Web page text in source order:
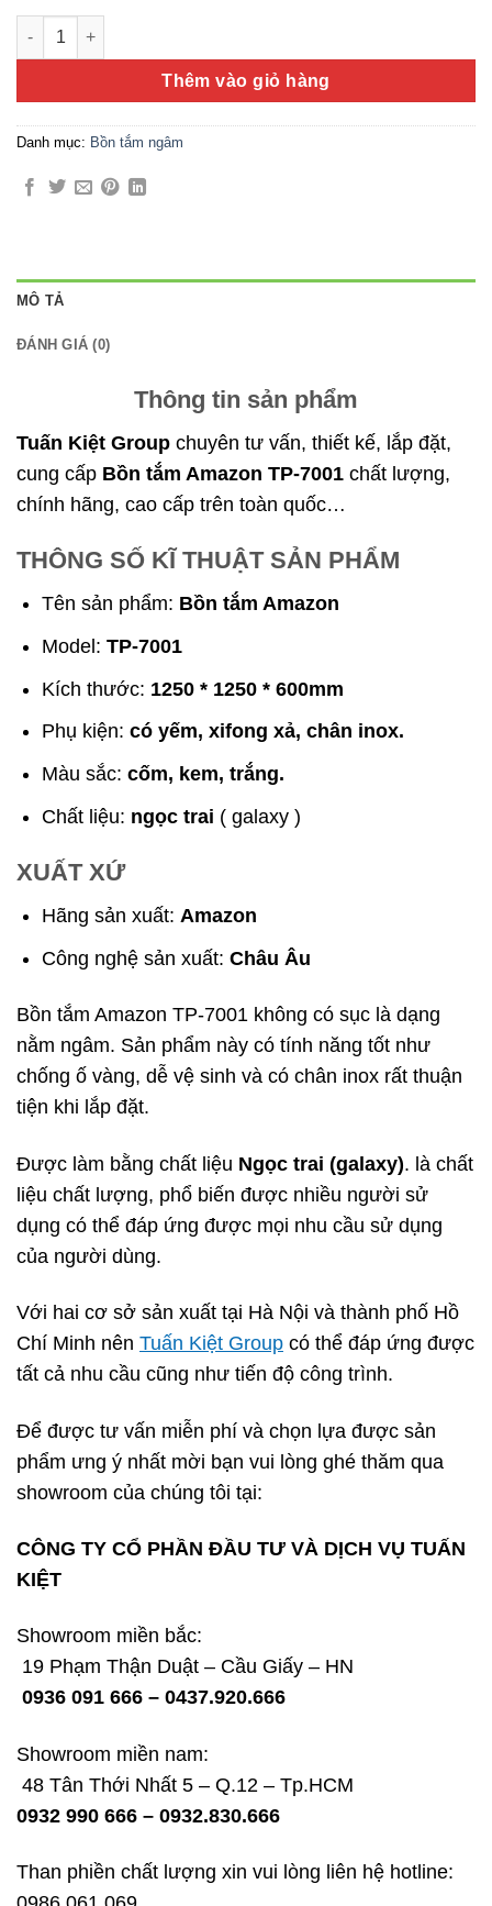
Bồn tắm Amazon TP-7001 số lượng
Thêm vào giỏ hàng
Danh mục: Bồn tắm ngâm
MÔ TẢ
ĐÁNH GIÁ (0)
Thông tin sản phẩm
Tuấn Kiệt Group chuyên tư vấn, thiết kế, lắp đặt,
cung cấp Bồn tắm Amazon TP-7001 chất lượng,
chính hãng, cao cấp trên toàn quốc…
THÔNG SỐ KĨ THUẬT SẢN PHẨM
Tên sản phẩm: Bồn tắm Amazon
Model:TP-7001
Kích thước: 1250 * 1250 * 600mm
Phụ kiện:có yếm, xifong xả, chân inox.
Màu sắc:cốm, kem, trắng.
Chất liệu: ngọc trai ( galaxy )
XUẤT XỨ
Hãng sản xuất:Amazon
Công nghệ sản xuất:Châu Âu
Bồn tắm Amazon TP-7001 không có sục là dạng
nằm ngâm. Sản phẩm này có tính năng tốt như
chống ố vàng, dễ vệ sinh và có chân inox rất thuận
tiện khi lắp đặt.
Được làm bằng chất liệu Ngọc trai (galaxy). là chất
liệu chất lượng, phổ biến được nhiều người sử
dụng có thể đáp ứng được mọi nhu cầu sử dụng
của người dùng.
Với hai cơ sở sản xuất tại Hà Nội và thành phố Hồ
Chí Minh nên Tuấn Kiệt Group có thể đáp ứng được
tất cả nhu cầu cũng như tiến độ công trình.
Để được tư vấn miễn phí và chọn lựa được sản
phẩm ưng ý nhất mời bạn vui lòng ghé thăm qua
showroom của chúng tôi tại:
CÔNG TY CỔ PHẦN ĐẦU TƯ VÀ DỊCH VỤ TUẤN
KIỆT
Showroom miền bắc:
19 Phạm Thận Duật – Cầu Giấy – HN
0936 091 666 – 0437.920.666
Showroom miền nam:
48 Tân Thới Nhất 5 – Q.12 – Tp.HCM
0932 990 666 – 0932.830.666
Than phiền chất lượng xin vui lòng liên hệ hotline: